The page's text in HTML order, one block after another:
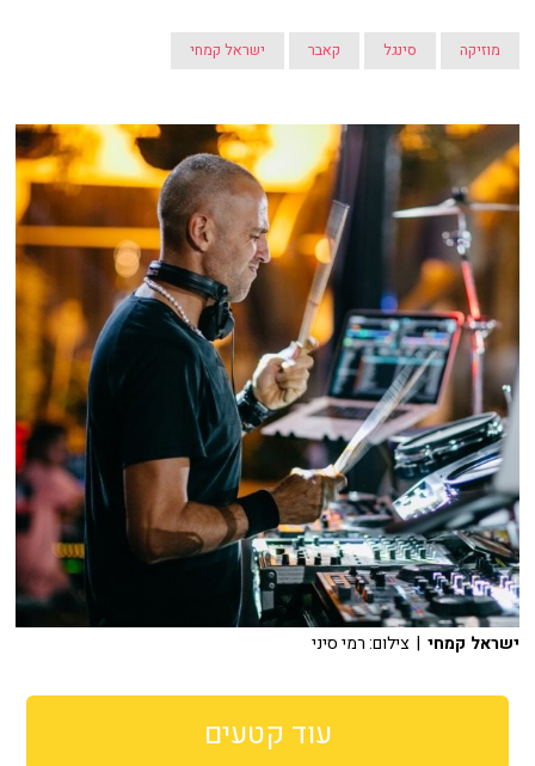
מוזיקה סינגל קאבר ישראל קמחי
ישראל קמחי | צילום: רמי סיני
עוד קטעים